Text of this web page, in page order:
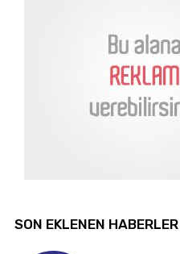
SON EKLENEN HABERLER